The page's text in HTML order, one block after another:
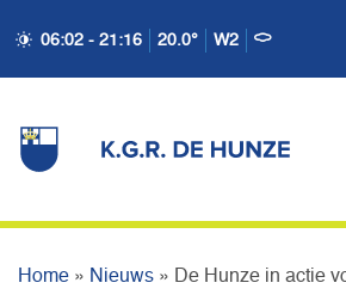
06:02 - 21:16 20.0° W2
DE HUNZE IN
Home » Nieuws » De Hunze in actie